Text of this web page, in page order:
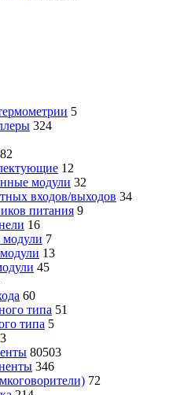
5
324
82
12
модули 32
входов/выходов 34
питания 9
16
7
13
45
60
типа 51
типа 5
3
80503
346
72